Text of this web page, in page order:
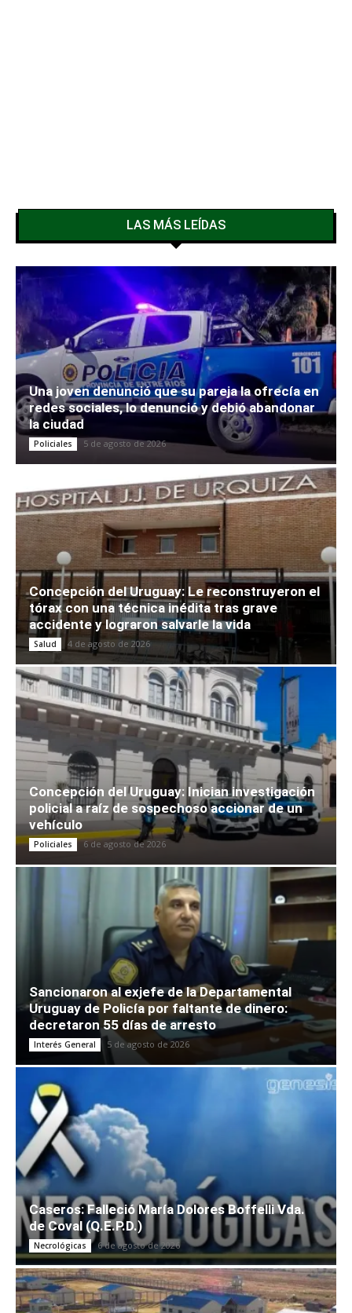
LAS MÁS LEÍDAS
Una joven denunció que su pareja la ofrecía en
redes sociales, lo denunció y debió abandonar
la ciudad
Policiales 5 de agosto de 2026
Concepción del Uruguay: Le reconstruyeron el
tórax con una técnica inédita tras grave
accidente y lograron salvarle la vida
Salud 4 de agosto de 2026
Concepción del Uruguay: Inician investigación
policial a raíz de sospechoso accionar de un
vehículo
Policiales 6 de agosto de 2026
Sancionaron al exjefe de la Departamental
Uruguay de Policía por faltante de dinero:
decretaron 55 días de arresto
Interés General 5 de agosto de 2026
Caseros: Falleció María Dolores Boffelli Vda.
de Coval (Q.E.P.D.)
Necrológicas 6 de agosto de 2026